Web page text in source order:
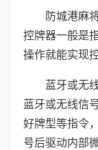
防城港麻
控牌器一般是
操作就能实现
蓝牙或无
蓝牙或无线信
好牌型等指令
号后驱动内部